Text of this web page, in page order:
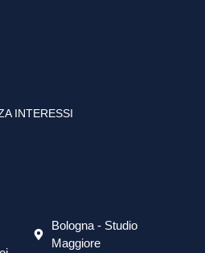
INTERESSI
Bologna - Studio
Maggiore